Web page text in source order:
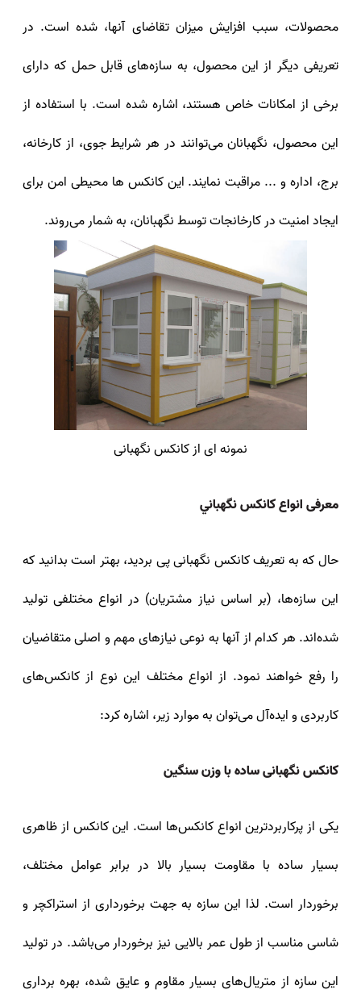
محصولات، سبب افزایش میزان تقاضای آنها، شده است. در
تعریفی دیگر از این محصول، به سازه‌های قابل حمل که دارای
برخی از امکانات خاص هستند، اشاره شده است. با استفاده از
این محصول، نگهبانان می‌توانند در هر شرایط جوی، از کارخانه،
برج، اداره و ... مراقبت نمایند. این کانکس‌ ها محیطی امن برای
ایجاد امنیت در کارخانجات توسط نگهبانان، به شمار می‌روند.
نمونه ای از کانکس نگهبانی
معرفی انواع كانكس نگهباني
حال که به تعریف کانکس نگهبانی پی بردید، بهتر است بدانید که
این سازه‌ها، (بر اساس نیاز مشتریان) در انواع مختلفی تولید
شده‌اند. هر کدام از آنها به نوعی نیازهای مهم و اصلی متقاضیان
را رفع خواهند نمود. از انواع مختلف این نوع از کانکس‌های
کاربردی و ایده‌آل می‌توان به موارد زیر، اشاره کرد:
کانکس نگهبانی ساده با وزن سنگین
یکی از پرکاربردترین انواع کانکس‌ها است. این کانکس از ظاهری
بسیار ساده با مقاومت بسیار بالا در برابر عوامل مختلف،
برخوردار است. لذا این سازه به جهت برخورداری از استراکچر و
شاسی مناسب از طول عمر بالایی نیز برخوردار می‌باشد. در تولید
این سازه از متریال‌های بسیار مقاوم و عایق شده، بهره برداری